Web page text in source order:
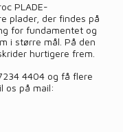
PLADE-
plader, der findes på
for fundamentet og
i større mål. På den
hurtigere frem.
4404 og få flere
os på mail: